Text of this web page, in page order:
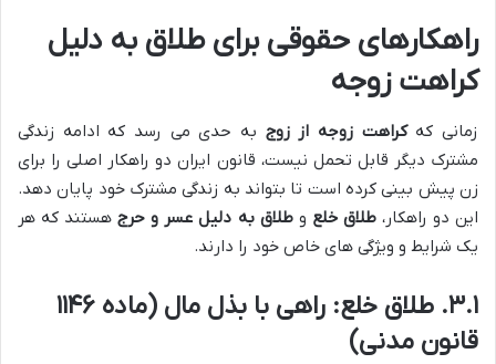
راهکارهای حقوقی برای طلاق به دلیل
کراهت زوجه
زمانی کهکراهت زوجه از زوج به حدی می رسد که ادامه زندگی
مشترک دیگر قابل تحمل نیست، قانون ایران دو راهکار اصلی را برای
زن پیش بینی کرده است تا بتواند به زندگی مشترک خود پایان دهد.
این دو راهکار،طلاق خلع وطلاق به دلیل عسر و حرجهستند که هر
یک شرایط و ویژگی های خاص خود را دارند.
۳.۱. طلاق خلع: راهی با بذل مال (ماده ۱۱۴۶
قانون مدنی)